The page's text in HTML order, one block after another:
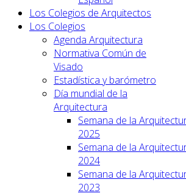
Los Colegios de Arquitectos
Los Colegios
Agenda Arquitectura
Normativa Común de
Visado
Estadística y barómetro
Día mundial de la
Arquitectura
Semana de la
2025
Semana de la
2024
Semana de la
2023